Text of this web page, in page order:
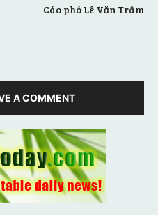
Cáo phó Lê Văn Trâm
A COMMENT